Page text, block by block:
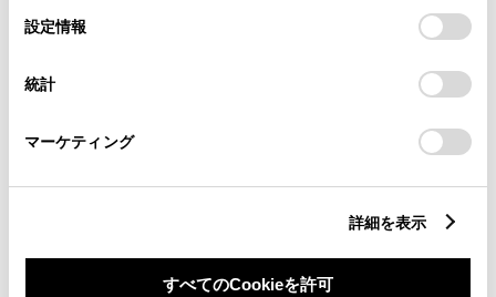
デバイスにすべてのCookie(クッキー)が保存されることに同
意したことになります。Cookie(クッキー)のオプトアウト、
設定の変更、同意を撤回したりするにあたっては、当社の
「Cookie（クッキー）情報の取り扱いについて
」をご覧くだ
設定情報
統計
マーケティング
詳細を表示
すべてのCookieを許可
チャットでのお問い合わせはお待たせ